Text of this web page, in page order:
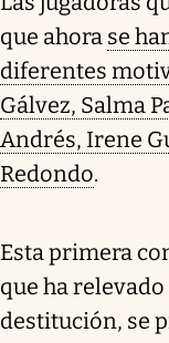
que ahora se
diferentes
Gálvez, Salma
Andrés, Irene
Redondo.
Esta primera
que ha
destitución, se